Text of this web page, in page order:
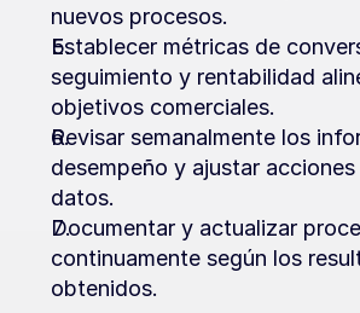
nuevos procesos.
Establecer métricas de
seguimiento y rentabilidad
objetivos comerciales.
Revisar semanalmente los
desempeño y ajustar
datos.
Documentar y actualizar
continuamente según los
obtenidos.